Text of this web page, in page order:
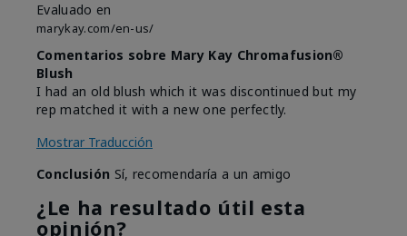
Evaluado en
marykay.com/en-us/
Comentarios sobre Mary Kay Chromafusion®
Blush
I had an old blush which it was discontinued but my
rep matched it with a new one perfectly.
Mostrar Traducción
Conclusión Sí, recomendaría a un amigo
¿Le ha resultado útil esta
opinión?